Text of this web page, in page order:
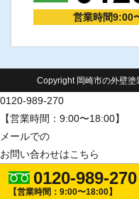
営業時間9:00
Copyright 岡崎市の外壁
0120-989-270
【営業時間：9:00〜18:00】
0120-989-270
【営業時間：9:00〜18:00】
メールでの
お問い合わせはこちら